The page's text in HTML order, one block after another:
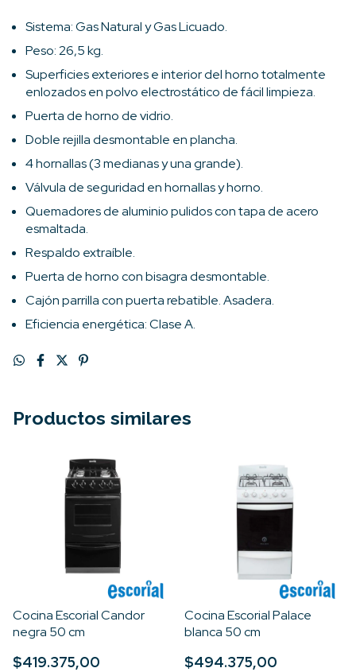
Sistema: Gas Natural y Gas Licuado.
Peso: 26,5 kg.
Superficies exteriores e interior del horno totalmente
enlozados en polvo electrostático de fácil limpieza.
Puerta de horno de vidrio.
Doble rejilla desmontable en plancha.
4 hornallas (3 medianas y una grande).
Válvula de seguridad en hornallas y horno.
Quemadores de aluminio pulidos con tapa de acero
esmaltada.
Respaldo extraíble.
Puerta de horno con bisagra desmontable.
Cajón parrilla con puerta rebatible. Asadera.
Eficiencia energética: Clase A.
Productos similares
Cocina Escorial Candor
negra 50 cm
$419.375,00
Cocina Escorial Palace
blanca 50 cm
$494.375,00